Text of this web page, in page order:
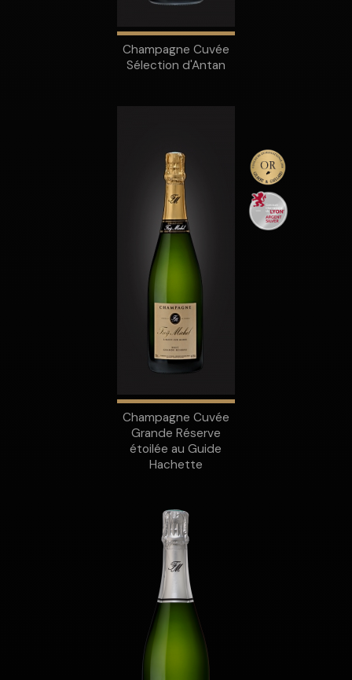
Champagne Cuvée
Sélection d'Antan
Champagne Cuvée
Grande Réserve
étoilée au Guide
Hachette